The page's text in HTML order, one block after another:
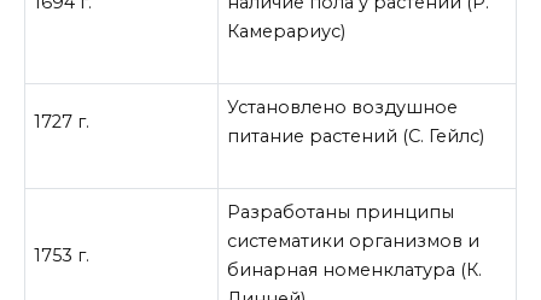
Камерариус)
1727 г.
Установлено воздушное
питание растений (С. Гейлс)
1753 г.
Разработаны принципы
систематики организмов и
бинарная номенклатура (К.